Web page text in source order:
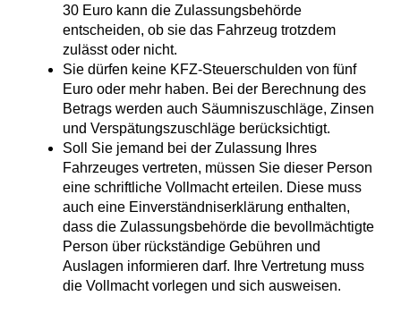
30 Euro kann die Zulassungsbehörde
entscheiden, ob sie das Fahrzeug trotzdem
zulässtoder nicht.
Sie dürfen keine KFZ-Steuerschulden von fünf
Euro oder mehr haben. Bei der Berechnung des
Betrags werden auch Säumniszuschläge, Zinsen
und Verspätungszuschläge berücksichtigt.
Soll Sie jemand bei der Zulassung Ihres
Fahrzeuges vertreten, müssen Sie dieser Person
eine schriftliche Vollmacht erteilen. Diese muss
auch eine Einverständniserklärung enthalten,
dass die Zulassungsbehörde die bevollmächtigte
Person über rückständige Gebühren und
Auslagen informieren darf. Ihre Vertretung muss
die Vollmacht vorlegen und sich ausweisen.